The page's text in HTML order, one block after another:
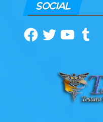
SOCIAL
Facebook
TwitterYouTubeTumblr